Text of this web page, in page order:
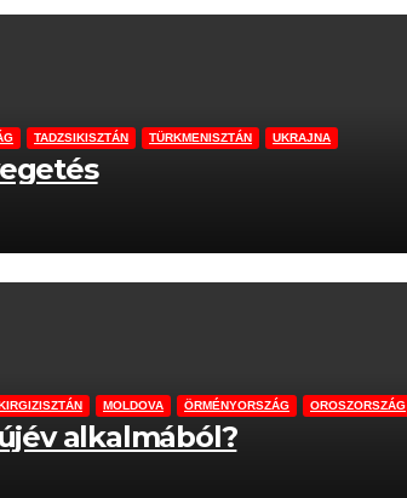
TADZSIKISZTÁN TÜRKMENISZTÁN UKRAJNA
MOLDOVA ÖRMÉNYORSZÁG OROSZORSZÁG
alkalmából?